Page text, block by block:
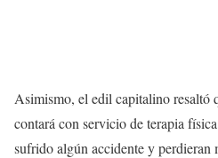
Asimismo, el edil capitalino resaltó
contará con servicio de terapia
sufrido algún accidente y perdieran